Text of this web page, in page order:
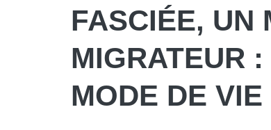
FASCIÉE, UN
MIGRATEUR
MODE DE VIE